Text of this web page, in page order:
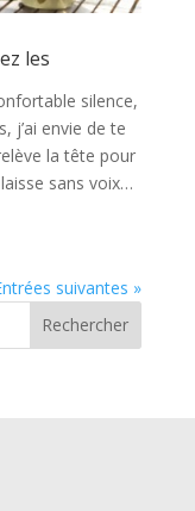
les
silence,
j’ai envie de te
la tête pour
sans voix…
suivantes »
Rechercher